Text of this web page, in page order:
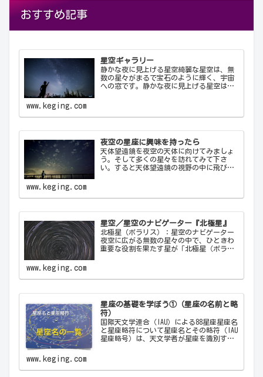
おすすめ記事
星空ギャラリー
静かな夜に見上げる星空綺麗な星空は、無
数の星々がまるで宝石のように輝く、宇宙
への窓です。静かな夜に見上げる星空は、
さと神秘を感…
www.keging.com
夜空の星座に興味を持ったら
天体望遠鏡を夜空の天体に向けてみましょ
う。そして多くの星々を訪れてみて下さ
い。すると天体望遠鏡の視野の中に飛び込
一生の趣味になることでしょう。
www.keging.com
星空／星空のナビゲーター『北極星』
北極星（ポラリス）：星空のナビゲーター
夜空に広がる無数の星々の中で、ひときわ
重要な役割を果たす星が「北極星（ポラリ
では…
www.keging.com
星座の基礎を学ぼう①（星座の名前と略
符）
国際天文学連合（IAU）による88星座星座名
と星座略符について星座名とその略符（IAU
星座略号）は、天文学者が星座を識別する
ン…
www.keging.com